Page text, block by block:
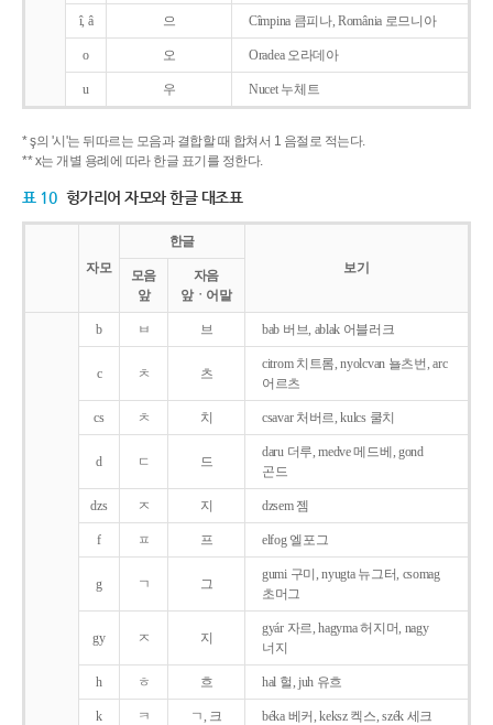
î, â 으 Cîmpina 큼피나, România 로므니아
o 오 Oradea 오라데아
u 우 Nucet 누체트
* ş의 '시'는 뒤따르는 모음과 결합할 때 합쳐서 1 음절로 적는다.
** x는 개별 용례에 따라 한글 표기를 정한다.
표 10 헝가리어 자모와 한글 대조표
자모
한글
보기
모음
앞
자음
앞ㆍ어말
b ㅂ 브 bab 버브, ablak 어블러크
c ㅊ 츠
citrom 치트롬, nyolcvan 뇰츠번, arc
어르츠
cs ㅊ 치 csavar 처버르, kulcs 쿨치
d ㄷ 드
daru 더루, medve 메드베, gond
곤드
dzs ㅈ 지 dzsem 젬
f ㅍ 프 elfog 엘포그
g ㄱ 그
gumi 구미, nyugta 뉴그터, csomag
초머그
gy ㅈ 지
gyár 자르, hagyma 허지머, nagy
너지
h ㅎ 흐 hal 헐, juh 유흐
k ㅋ ㄱ, 크 béka 베커, keksz 켁스, szék 세크